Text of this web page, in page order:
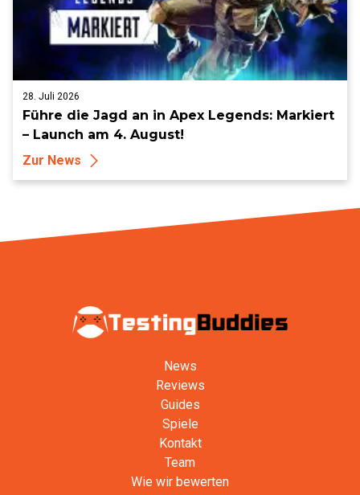
28. Juli 2026
Führe die Jagd an in Apex Legends: Markiert
– Launch am 4. August!
Zur News
News
Reviews
Guides
Spiele
Kontakt
Team
Wie wir bewerten